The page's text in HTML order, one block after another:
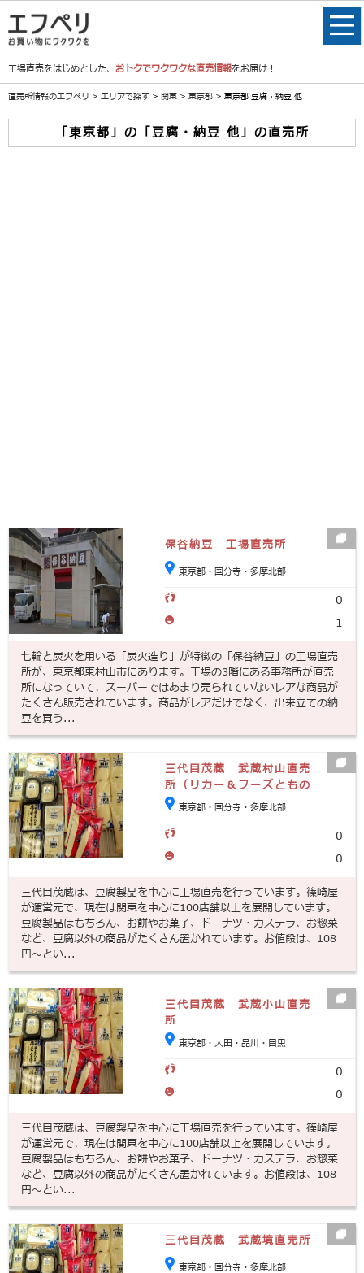
工場直売をはじめとした、 おトクでワクワクな直売情報をお届け！
直売所情報のエフペリ > エリアで探す > 関東 > 東京都 > 東京都 豆腐・納豆 他
「東京都」の「豆腐・納豆 他」の直売所
保谷納豆 工場直売所
東京都・国分寺・多摩北部
0
1
七輪と炭火を用いる「炭火造り」が特徴の「保谷納豆」の工場直売
所が、東京都東村山市にあります。工場の3階にある事務所が直売
所になっていて、スーパーではあまり売られていないレアな商品が
たくさん販売されています。商品がレアだけでなく、出来立ての納
豆を買う...
三代目茂蔵 武蔵村山直売
所（リカー＆フーズともの
や店内）
東京都・国分寺・多摩北部
0
0
三代目茂蔵は、豆腐製品を中心に工場直売を行っています。篠崎屋
が運営元で、現在は関東を中心に100店舗以上を展開しています。
豆腐製品はもちろん、お餅やお菓子、ドーナツ・カステラ、お惣菜
など、豆腐以外の商品がたくさん置かれています。お値段は、108
円～とい...
三代目茂蔵 武蔵小山直売
所
東京都・大田・品川・目黒
0
0
三代目茂蔵は、豆腐製品を中心に工場直売を行っています。篠崎屋
が運営元で、現在は関東を中心に100店舗以上を展開しています。
豆腐製品はもちろん、お餅やお菓子、ドーナツ・カステラ、お惣菜
など、豆腐以外の商品がたくさん置かれています。お値段は、108
円～とい...
三代目茂蔵 武蔵境直売所
東京都・国分寺・多摩北部